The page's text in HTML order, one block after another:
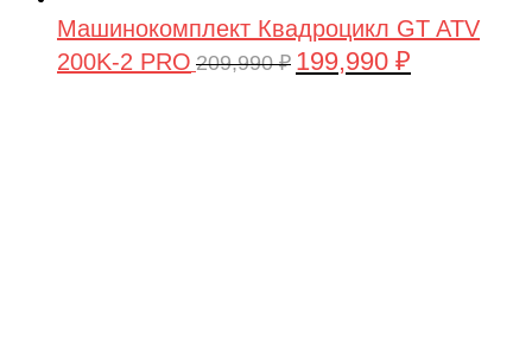
Машинокомплект Квадроцикл GT ATV
200K-2 PRO 209,990₽ Первоначальная
199,990 ₽